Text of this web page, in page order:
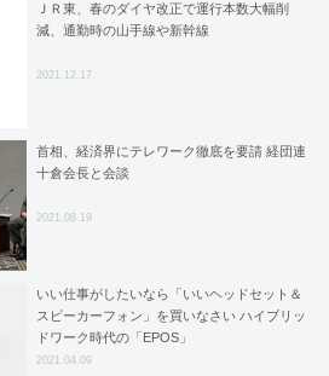
ＪＲ東、春のダイヤ改正で運行本数大幅削
減、通勤時の山手線や新幹線
2021.12.17
首相、経済界にテレワーク徹底を要請 経団連
十倉会長と会談
2021.08.19
いい仕事がしたいなら「いいヘッドセット＆
スピーカーフォン」を買いなさい ハイブリッ
ドワーク時代の「EPOS」
2021.04.09